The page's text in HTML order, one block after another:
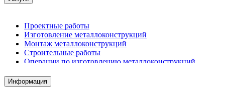
Проектные работы
Изготовление металлоконструкций
Монтаж металлоконструкций
Строительные работы
Операции по изготовлению металлоконструкций
Комплектация металлопроката
Изготовление винтовых свай
Информация